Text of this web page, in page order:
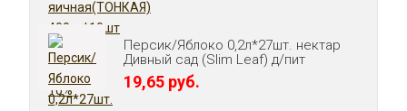
Персик/Яблоко 0,2л*27шт. нектар
Дивный сад (Slim Leaf) д/пит
19,65 руб.